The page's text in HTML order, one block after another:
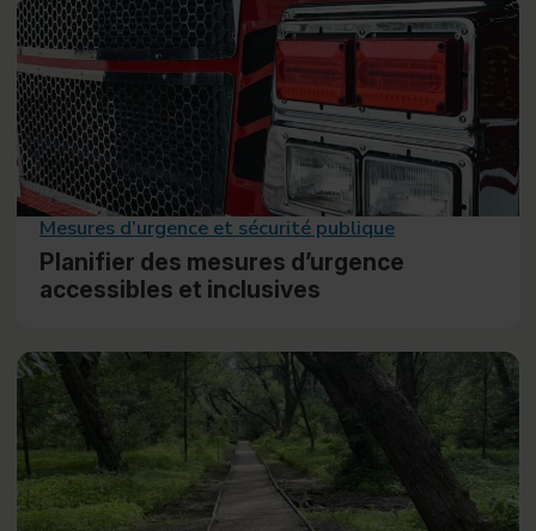
Mesures d’urgence et sécurité publique
Planifier des mesures d’urgence
accessibles et inclusives